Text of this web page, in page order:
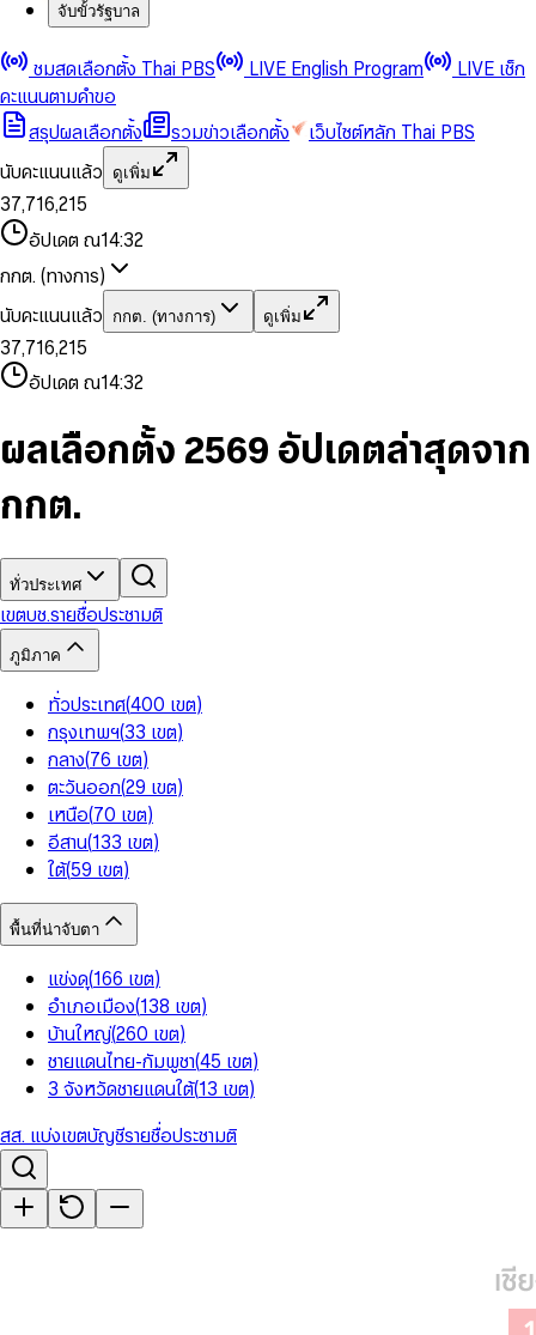
จับขั้วรัฐบาล
ชมสดเลือกตั้ง Thai PBS LIVE English Program
LIVE เช็ก
คะแนนตามคำขอ
สรุปผลเลือกตั้ง
รวมข่าวเลือกตั้ง
เว็บไซต์หลัก Thai PBS
นับคะแนนแล้ว
ดูเพิ่ม
0
1
2
3
4
5
6
8
9
0
1
2
3
4
5
6
7
8
9
,
0
1
2
4
6
7
8
9
0
1
2
3
4
5
6
7
8
9
0
1
3
5
6
7
8
9
,
1
2
4
5
7
8
9
0
1
3
4
6
7
8
9
0
2
3
4
5
7
8
อัปเดต ณ14:32
กกต. (ทางการ)
นับคะแนนแล้ว
กกต. (ทางการ) ดูเพิ่ม
0
1
2
3
4
5
7
8
0
1
2
4
5
6
7
8
9
,
0
1
2
4
6
7
8
9
0
1
2
3
5
6
8
9
0
1
3
5
6
7
8
,
1
2
4
6
7
9
0
1
3
5
6
8
9
0
2
3
4
5
7
9
อัปเดต ณ14:32
ผลเลือกตั้ง 2569 อัปเดตล่าสุดจาก
กกต.
ทั่วประเทศ
เขตบช.รายชื่อประชามติ
ภูมิภาค
ทั่วประเทศ(400 เขต)
กรุงเทพฯ(33 เขต)
กลาง(76 เขต)
ตะวันออก(29 เขต)
เหนือ(70 เขต)
อีสาน(133 เขต)
ใต้(59 เขต)
พื้นที่น่าจับตา
แข่งดุ(166 เขต)
อำเภอเมือง(138 เขต)
บ้านใหญ่(260 เขต)
ชายแดนไทย-กัมพูชา(45 เขต)
3 จังหวัดชายแดนใต้(13 เขต)
สส. แบ่งเขตบัญชีรายชื่อประชามติ